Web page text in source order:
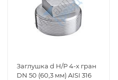
Заглушка d Н/Р 4-х гран
DN 50 (60,3 мм) AISI 316